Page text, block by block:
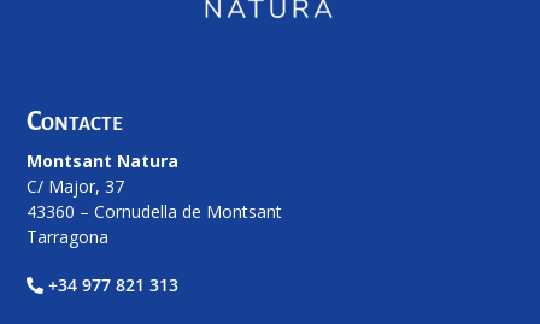
Contacte
Montsant Natura
C/ Major, 37
43360 – Cornudella de Montsant
Tarragona
+34 977 821 313